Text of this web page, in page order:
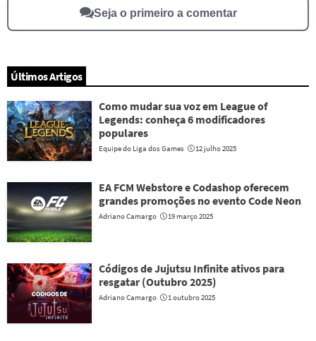
Seja o primeiro a comentar
Últimos Artigos
Como mudar sua voz em League of
Legends: conheça 6 modificadores
populares
Equipe do Liga dos Games 12 julho 2025
EA FCM Webstore e Codashop oferecem
grandes promoções no evento Code Neon
Adriano Camargo 19 março 2025
Códigos de Jujutsu Infinite ativos para
resgatar (Outubro 2025)
Adriano Camargo 1 outubro 2025